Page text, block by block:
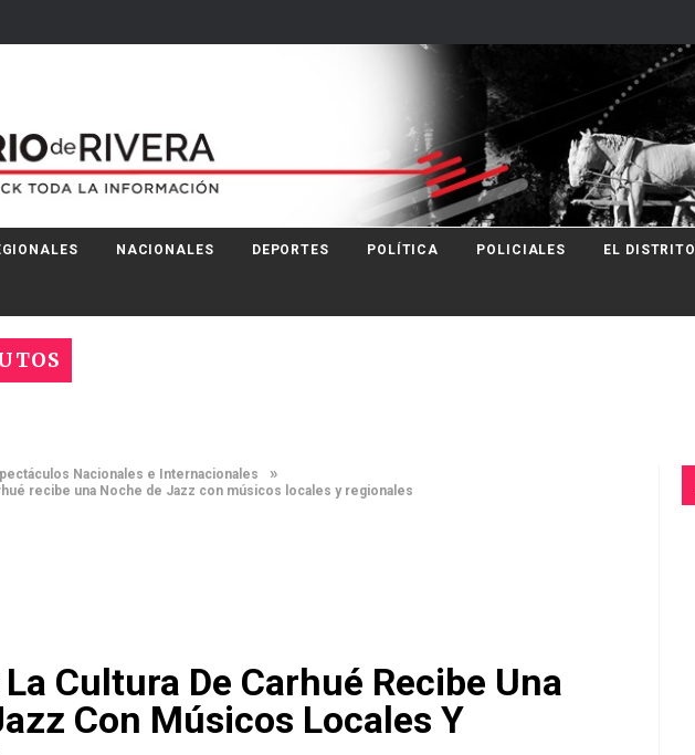
NACIONALES DEPORTES POLÍTICA POLICIALES EL DISTRITO
Nacionales e Internacionales »
recibe una Noche de Jazz con músicos locales y regionales
La Cultura De Carhué Recibe Una
Con Músicos Locales Y